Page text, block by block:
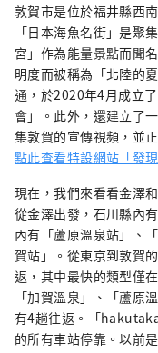
敦賀市是位於福井縣西
「日本海魚名街」是聚
宮」作為能量景點而聞
明度而被稱為「北陸的
通，於2020年4月成立
會」。此外，還建立了
集敦賀的宣傳視頻，並
點此查看特設網站「發現
現在，我們來看看金澤
從金澤出發，石川縣內
內有「蘆原溫泉站」、
賀站」。從東京到敦賀
返，其中最快的類型僅
「加賀溫泉」、「蘆原
有4趟往返。「
的所有車站停靠。以前